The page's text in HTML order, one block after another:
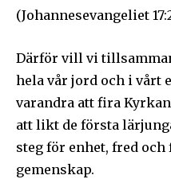
Ladda ner som PDF
(Johannesevangeliet
Därför vill vi
hela vår jord och i vårt
varandra att fira
att likt de första
steg för enhet, fred
gemenskap.